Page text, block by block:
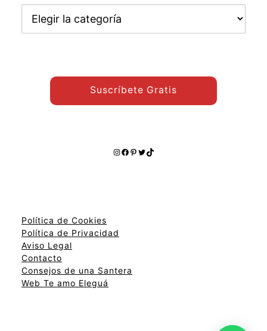
otros
Suscríbete Gratis
Instagram
Facebook
Pinterest
Twitter
TikTok
Política de Cookies
Política de Privacidad
Aviso Legal
Contacto
Consejos de una Santera
Web Te amo Eleguá